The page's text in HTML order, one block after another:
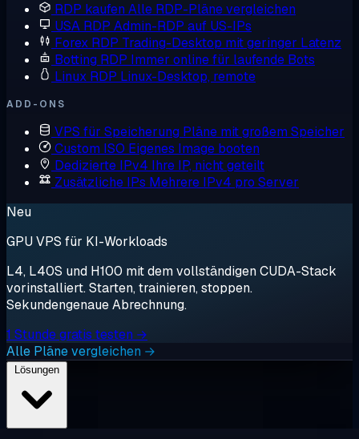
RDP kaufen Alle RDP-Pläne vergleichen
USA RDP Admin-RDP auf US-IPs
Forex RDP Trading-Desktop mit geringer Latenz
Botting RDP Immer online für laufende Bots
Linux RDP Linux-Desktop, remote
ADD-ONS
VPS für Speicherung Pläne mit großem Speicher
Custom ISO Eigenes Image booten
Dedizierte IPv4 Ihre IP, nicht geteilt
Zusätzliche IPs Mehrere IPv4 pro Server
Neu
GPU VPS für KI-Workloads
L4, L40S und H100 mit dem vollständigen CUDA-Stack
vorinstalliert. Starten, trainieren, stoppen.
Sekundengenaue Abrechnung.
1 Stunde gratis testen →
Alle Pläne vergleichen →